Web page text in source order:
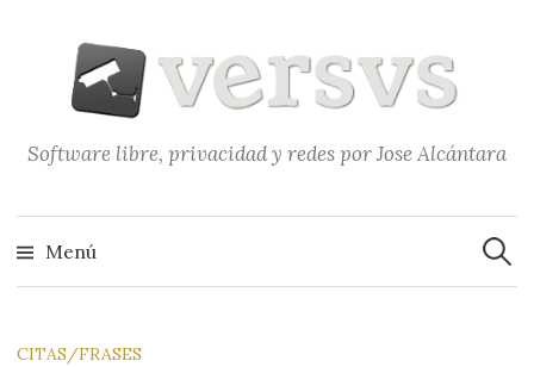
contenido
Software libre, privacidad y redes por Jose Alcántara
Menú
CITAS/FRASES